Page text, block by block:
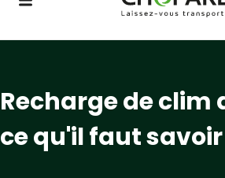
Recharge de clim
ce qu'il faut savoir